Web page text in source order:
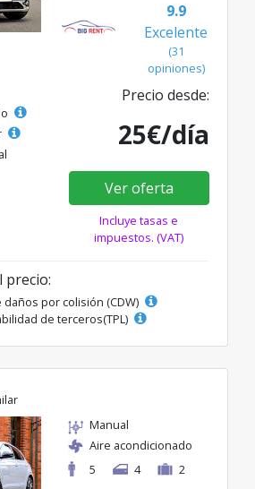
9.9
Excelente
(31
opiniones)
Precio desde:
25€/día
Ver oferta
Incluye tasas e
impuestos. (VAT)
precio:
por colisión (CDW)
de terceros(TPL)
Manual
Aire acondicionado
5
4 2